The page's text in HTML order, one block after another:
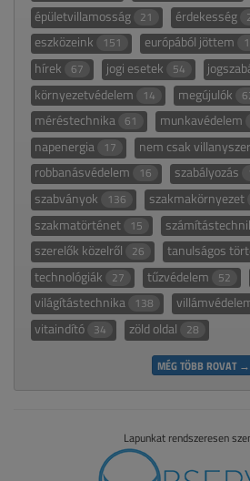
épületvillamosság 21 érdekesség
eszközeink 151 európából jöttem
hírek 67 jogi esetek 54
környezetvédelem 14 megújulók
méréstechnika 61 munkavédelem
napenergia 17 nem csak
robbanásvédelem 16 szabályozás
szabványok 136 szakmakörnyezet
szakmatörténet 15
szerelők közelről 26 tanulságos
technológiák 27 tűzvédelem 52
világítástechnika 138
vitaindító 34 zöld oldal 28
MÉG TÖBB ROVAT →
Lapunkat rendszeresen